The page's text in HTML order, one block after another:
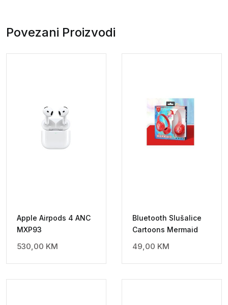
Povezani Proizvodi
Apple Airpods 4 ANC
MXP93
530,00 KM
Bluetooth Slušalice
Cartoons Mermaid
49,00 KM